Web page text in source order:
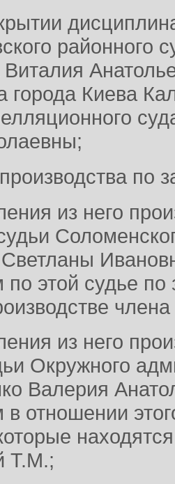
районного
города Киева
из него
по этой судье
из него
Окружного
Валерия
в отношении
Т.М.;